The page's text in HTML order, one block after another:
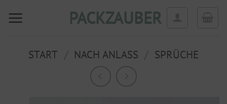
Inhalt
PACKZAUBER
START NACH ANLASS SPRÜCHE